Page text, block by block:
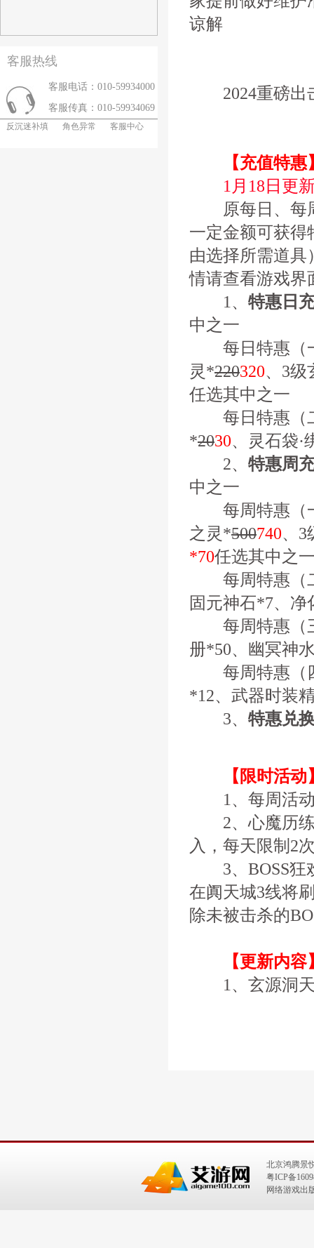
客服热线
客服电话：010-59934000
客服传真：010-59934069
反沉迷补填 角色异常 客服中心
谅解
2024重磅出
【充值特惠
1月18日更
原每日、每周
一定金额可获得
由选择所需道
情请查看游戏界
1、 特惠日
中之一
每日特惠（一
灵*220320、3级
任选其中之一
每日特惠（
*2030、灵石袋·
2、 特惠周
中之一
每周特惠（一
之灵*500740、3
*70任选其中之
每周特惠（二
固元神石*7、净
每周特惠（三
册*50、幽冥神
每周特惠（四
*12、武器时装
3、 特惠兑
【限时活动
1、每周活
2、心魔历
入，每天限制2
3、BOSS狂
在阗天城3线将
除未被击杀的
【更新内容
1、玄源洞天
北京鸿腾景
粤ICP备
网络游戏出